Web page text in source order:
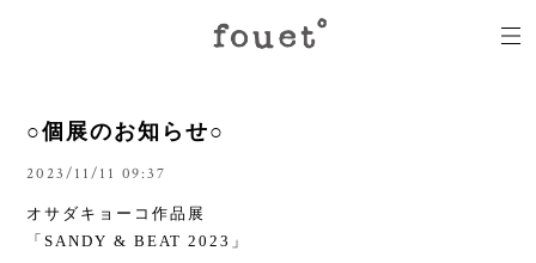
○個展のお知らせ○
2023/11/11 09:37
オサダキョーコ作品展
「SANDY & BEAT 2023」